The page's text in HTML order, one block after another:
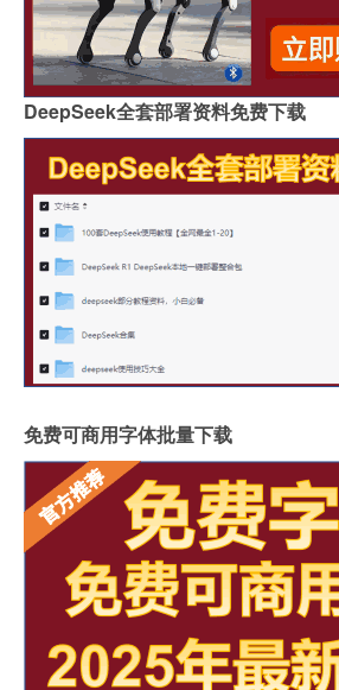
DeepSeek全套部署资料免费下载
免费可商用字体批量下载